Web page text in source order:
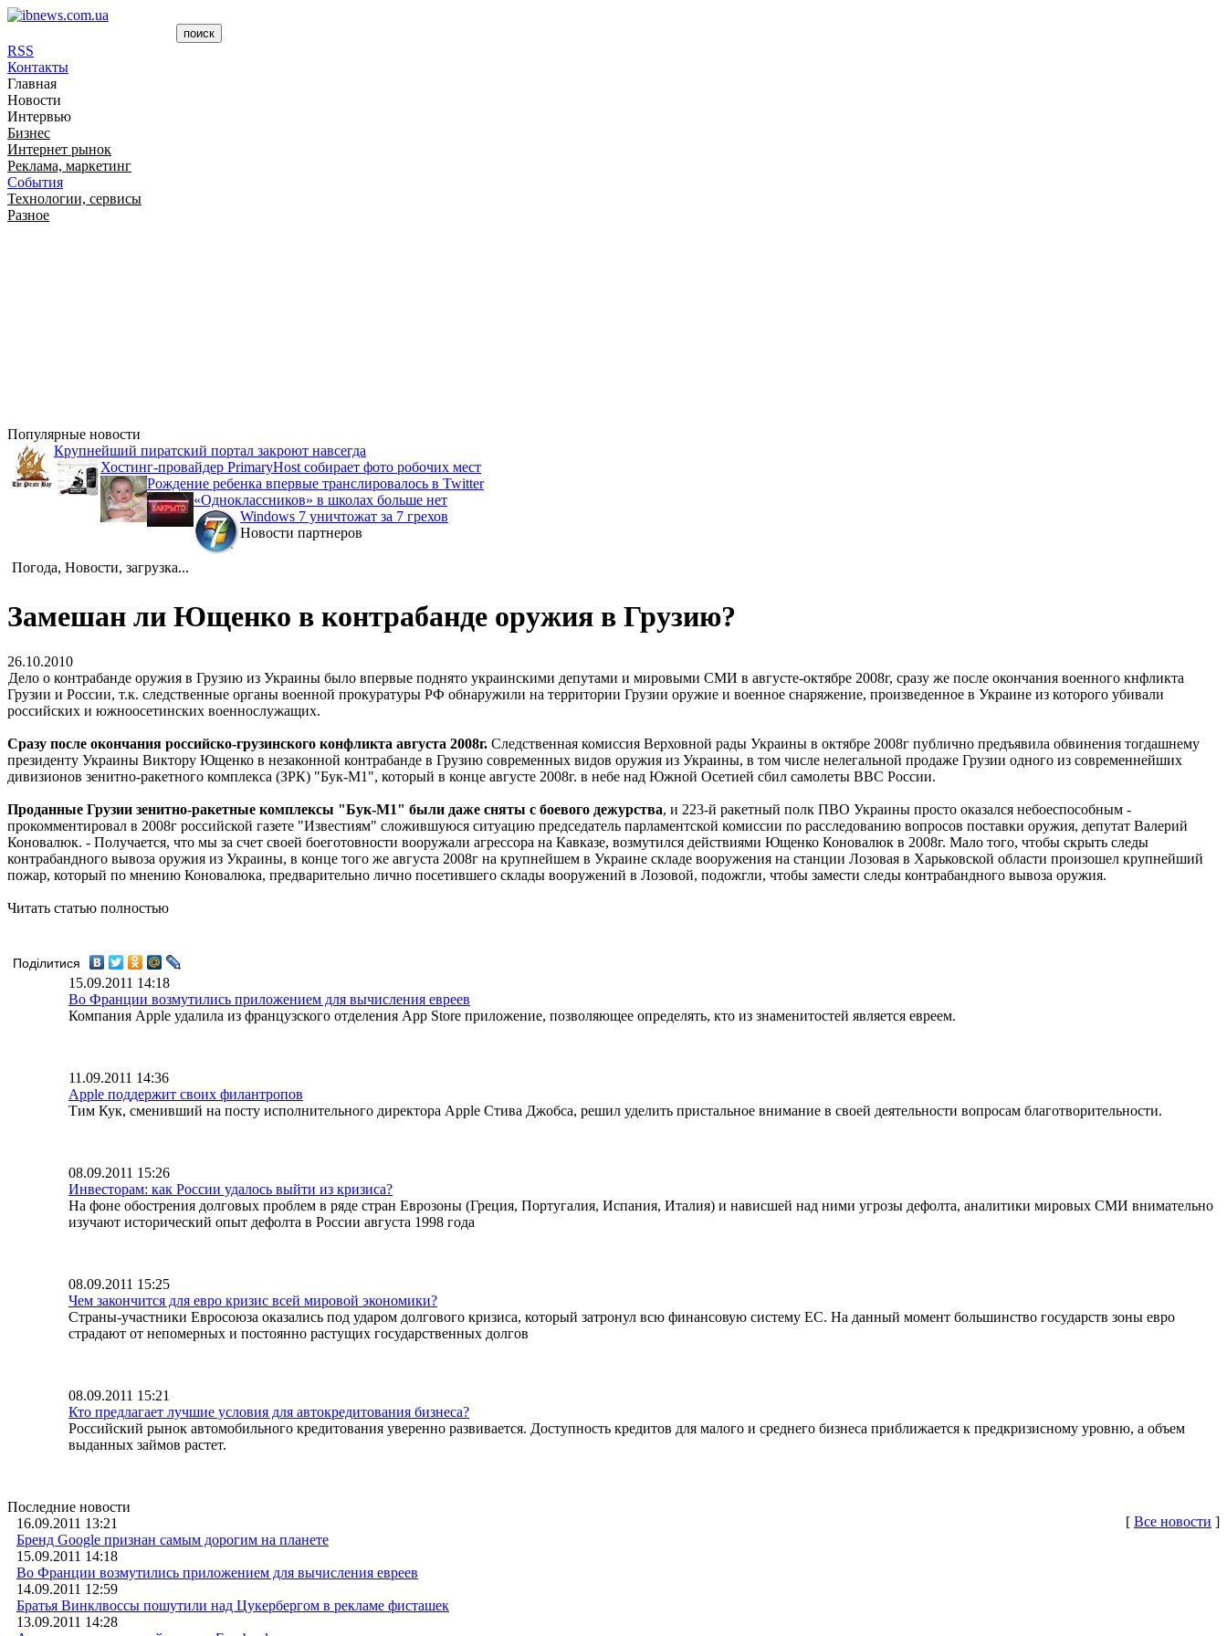
RSS
Контакты
Главная
Новости
Интервью
Бизнес
Интернет рынок
Реклама, маркетинг
События
Технологии, сервисы
Разное
Популярные новости
Крупнейший пиратский портал закроют навсегда
Хостинг-провайдер PrimaryHost собирает фото робочих мест
Рождение ребенка впервые транслировалось в Twitter
«Одноклассников» в школах больше нет
Windows 7 уничтожат за 7 грехов
Новости партнеров
Погода, Новости, загрузка...
Замешан ли Ющенко в контрабанде оружия в Грузию?
26.10.2010
Дело о контрабанде оружия в Грузию из Украины было впервые поднято украинскими депутами и мировыми СМИ в августе-октябре 2008г, сразу же после окончания военного кнфликта
Грузии и России, т.к. следственные органы военной прокуратуры РФ обнаружили на территории Грузии оружие и военное снаряжение, произведенное в Украине из которого убивали
российских и южноосетинских военнослужащих.
Сразу после окончания российско-грузинского конфликта августа 2008г. Следственная комиссия Верховной рады Украины в октябре 2008г публично предъявила обвинения тогдашнему
президенту Украины Виктору Ющенко в незаконной контрабанде в Грузию современных видов оружия из Украины, в том числе нелегальной продаже Грузии одного из современнейших
дивизионов зенитно-ракетного комплекса (ЗРК) "Бук-М1", который в конце августе 2008г. в небе над Южной Осетией сбил самолеты ВВС России.
Проданные Грузии зенитно-ракетные комплексы "Бук-М1" были даже сняты с боевого дежурства, и 223-й ракетный полк ПВО Украины просто оказался небоеспособным -
прокомментировал в 2008г российской газете "Известиям" сложившуюся ситуацию председатель парламентской комиссии по расследованию вопросов поставки оружия, депутат Валерий
Коновалюк. - Получается, что мы за счет своей боеготовности вооружали агрессора на Кавказе, возмутился действиями Ющенко Коновалюк в 2008г. Мало того, чтобы скрыть следы
контрабандного вывоза оружия из Украины, в конце того же августа 2008г на крупнейшем в Украине складе вооружения на станции Лозовая в Харьковской области произошел крупнейший
пожар, который по мнению Коновалюка, предварительно лично посетившего склады вооружений в Лозовой, подожгли, чтобы замести следы контрабандного вывоза оружия.
Читать статью полностью
Поділитися
15.09.2011 14:18
Во Франции возмутились приложением для вычисления евреев
Компания Apple удалила из французского отделения App Store приложение, позволяющее определять, кто из знаменитостей является евреем.
11.09.2011 14:36
Apple поддержит своих филантропов
Тим Кук, сменивший на посту исполнительного директора Apple Стива Джобса, решил уделить пристальное внимание в своей деятельности вопросам благотворительности.
08.09.2011 15:26
Инвесторам: как России удалось выйти из кризиса?
На фоне обострения долговых проблем в ряде стран Еврозоны (Греция, Португалия, Испания, Италия) и нависшей над ними угрозы дефолта, аналитики мировых СМИ внимательно
изучают исторический опыт дефолта в России августа 1998 года
08.09.2011 15:25
Чем закончится для евро кризис всей мировой экономики?
Страны-участники Евросоюза оказались под ударом долгового кризиса, который затронул всю финансовую систему ЕС. На данный момент большинство государств зоны евро
страдают от непомерных и постоянно растущих государственных долгов
08.09.2011 15:21
Кто предлагает лучшие условия для автокредитования бизнеса?
Российский рынок автомобильного кредитования уверенно развивается. Доступность кредитов для малого и среднего бизнеса приближается к предкризисному уровню, а объем
выданных займов растет.
[ Все новости ]
Последние новости
16.09.2011 13:21
Бренд Google признан самым дорогим на планете
15.09.2011 14:18
Во Франции возмутились приложением для вычисления евреев
14.09.2011 12:59
Братья Винклвоссы пошутили над Цукербергом в рекламе фисташек
13.09.2011 14:28